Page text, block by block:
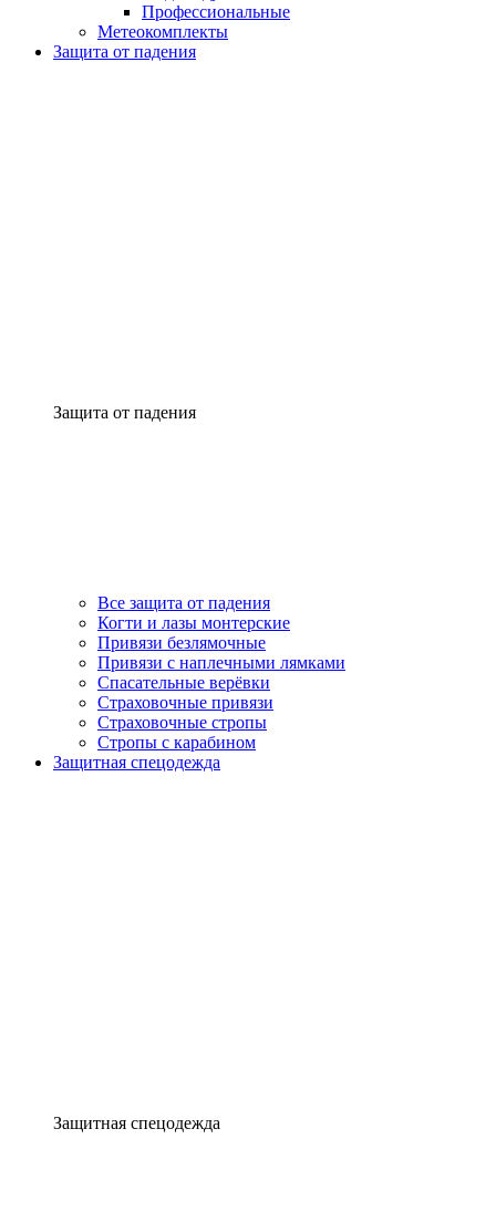
Профессиональные
Метеокомплекты
Защита от падения
Защита от падения
Все защита от падения
Когти и лазы монтерские
Привязи безлямочные
Привязи с наплечными лямками
Спасательные верёвки
Страховочные привязи
Страховочные стропы
Стропы с карабином
Защитная спецодежда
Защитная спецодежда